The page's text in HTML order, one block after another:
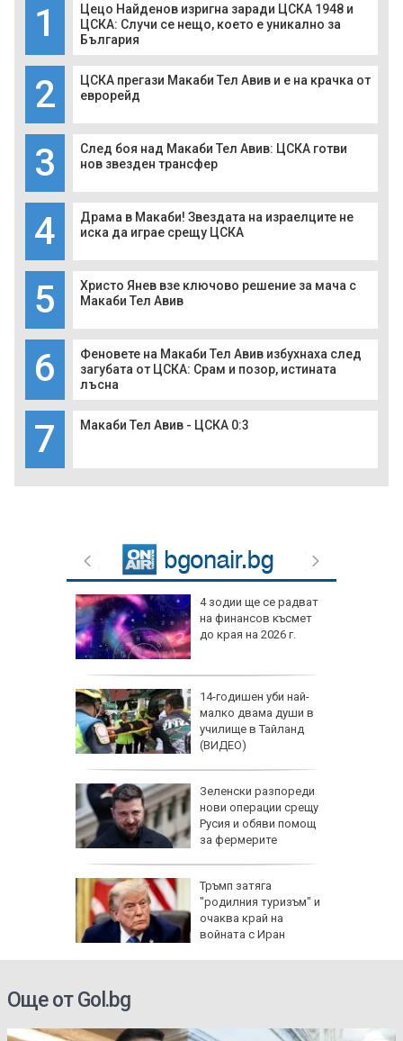
1
Цецо Найденов изригна заради ЦСКА 1948 и
ЦСКА: Случи се нещо, което е уникално за
България
2
ЦСКА прегази Макаби Тел Авив и е на крачка от
еврорейд
3
След боя над Макаби Тел Авив: ЦСКА готви
нов звезден трансфер
4
Драма в Макаби! Звездата на израелците не
иска да играе срещу ЦСКА
5
Христо Янев взе ключово решение за мача с
Макаби Тел Авив
6
Феновете на Макаби Тел Авив избухнаха след
загубата от ЦСКА: Срам и позор, истината
лъсна
7 Макаби Тел Авив - ЦСКА 0:3
4 зодии ще се радват
на финансов късмет
до края на 2026 г.
14-годишен уби най-
малко двама души в
училище в Тайланд
(ВИДЕО)
Зеленски разпореди
нови операции срещу
Русия и обяви помощ
за фермерите
Тръмп затяга
"родилния туризъм" и
очаква край на
войната с Иран
Още от Gol.bg